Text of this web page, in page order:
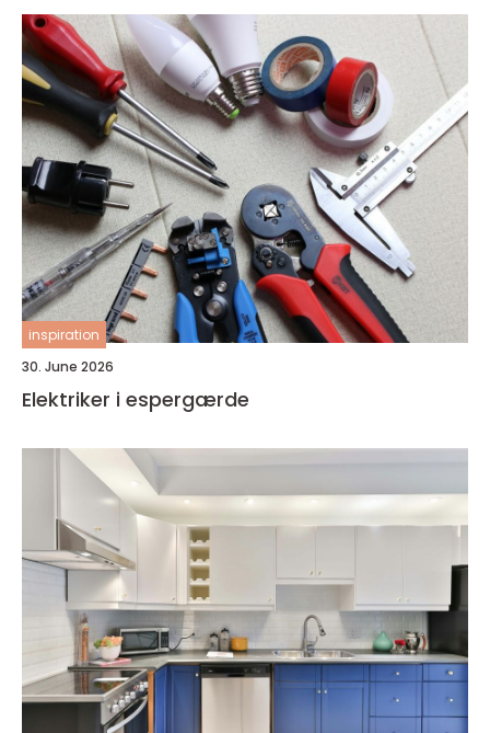
inspiration
30. June 2026
Elektriker i espergærde